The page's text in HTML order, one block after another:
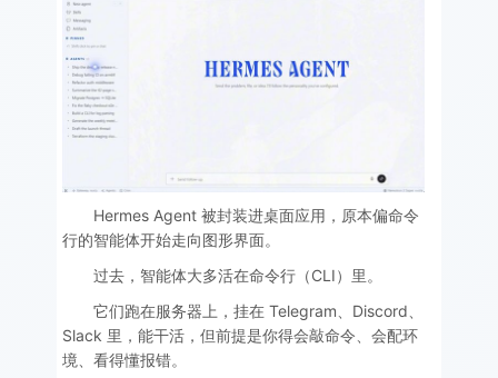
Hermes Agent 被封装进桌面应用，原本偏命令
行的智能体开始走向图形界面。
过去，智能体大多活在命令行（CLI）里。
它们跑在服务器上，挂在 Telegram、Discord、
Slack 里，能干活，但前提是你得会敲命令、会配环
境、看得懂报错。